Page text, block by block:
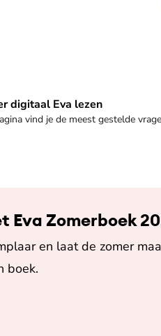
digitaal Eva lezen
vind je de meest gestelde
Eva Zomerboek
en laat de zomer
boek.